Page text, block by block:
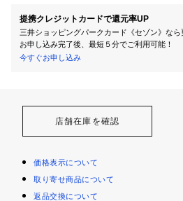
提携クレジットカードで還元率UP
三井ショッピングパークカード《セゾン》なら
お申し込み完了後、最短５分でご利用可能！
今すぐお申し込み
店舗在庫を確認
価格表示について
取り寄せ商品について
返品交換について